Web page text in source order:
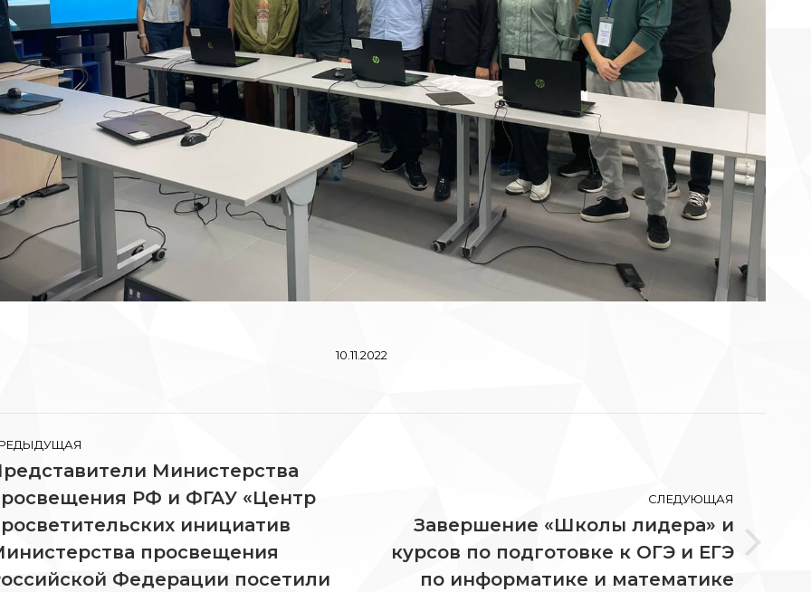
10.11.2022
Министерства
РФ и ФГАУ «Центр
инициатив
просвещения
Федерации посетили
СЛЕДУЮЩАЯ
Следующая
запись:
Завершение «Школы лидера» и
курсов по подготовке к ОГЭ и ЕГЭ
по информатике и математике